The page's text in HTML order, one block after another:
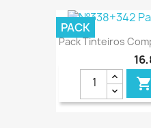
Pack Tinteiros

PACK